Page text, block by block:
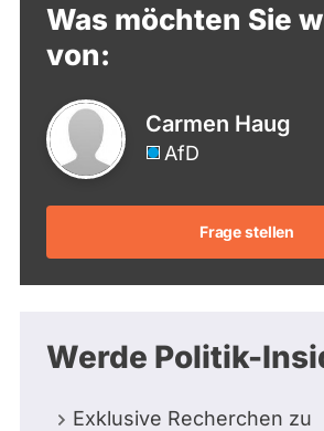
Was möchten Sie
von:
Carmen Haug
AfD
Frage stellen
Werde Politik-
Exklusive Recherchen zu